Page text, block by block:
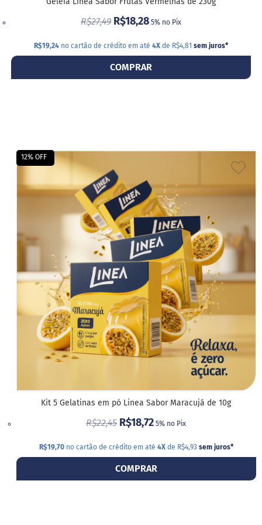
R$27,49 R$18,28 5% no Pix
R$19,24 no cartão de crédito em até 4X de R$4,81 sem juros*
COMPRAR
12% OFF
Kit 5 Gelatinas em pó Linea Sabor Maracujá de 10g
R$22,45 R$18,72 5% no Pix
R$19,70no cartão de crédito em até 4Xde R$4,93 sem juros*
COMPRAR
DE